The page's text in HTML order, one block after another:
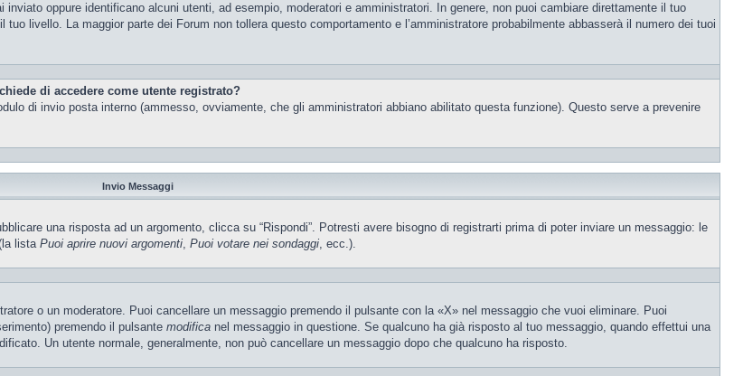
oppure identificano alcuni utenti, ad esempio, moderatori e amministratori. In genere, non puoi cambiare direttamente il tuo
livello. La maggior parte dei Forum non tollera questo comportamento e l’amministratore probabilmente abbasserà il numero dei tuoi
di accedere come utente registrato?
di invio posta interno (ammesso, ovviamente, che gli amministratori abbiano abilitato questa funzione). Questo serve a prevenire
Invio Messaggi
una risposta ad un argomento, clicca su “Rispondi”. Potresti avere bisogno di registrarti prima di poter inviare un messaggio: le
lista Puoi aprire nuovi argomenti, Puoi votare nei sondaggi, ecc.).
o un moderatore. Puoi cancellare un messaggio premendo il pulsante con la «X» nel messaggio che vuoi eliminare. Puoi
premendo il pulsante modifica nel messaggio in questione. Se qualcuno ha già risposto al tuo messaggio, quando effettui una
Un utente normale, generalmente, non può cancellare un messaggio dopo che qualcuno ha risposto.